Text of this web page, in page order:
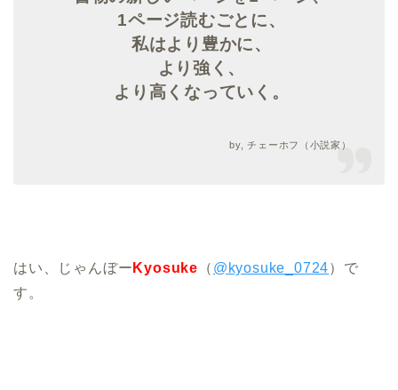
1ページ読むごとに、
私はより豊かに、
より強く、
より高くなっていく。
by, チェーホフ（小説家）
はい、じゃんぼー Kyosuke （ @kyosuke_0724）で
す。